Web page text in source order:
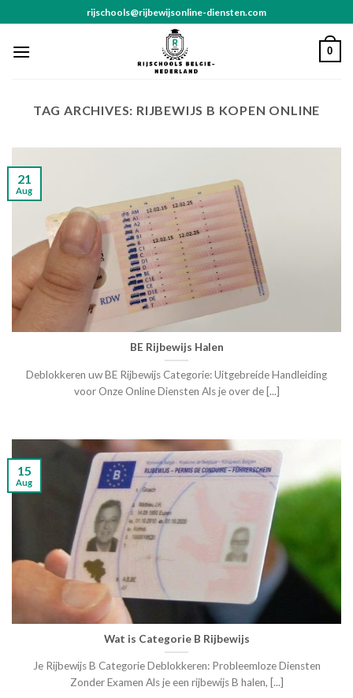
to
content
rijschools@rijbewijsonline-diensten.com
0
TAG ARCHIVES: RIJBEWIJS B KOPEN ONLINE
BE Rijbewijs Halen
Deblokkeren uw BE Rijbewijs Categorie: Uitgebreide Handleiding
voor Onze Online Diensten Als je over de [...]
21
Aug
Wat is Categorie B Rijbewijs
Je Rijbewijs B Categorie Deblokkeren: Probleemloze Diensten
Zonder Examen Als je een rijbewijs B halen, [...]
15
Aug